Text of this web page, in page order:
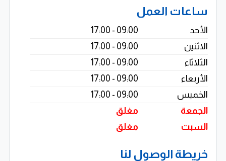
الميزانية والجدول الزمني المحدد مع تطبيق أعلى معايير
ساعات العمل
الأحد
09:00 - 17:00
الاثنين
09:00 - 17:00
الثلاثاء
09:00 - 17:00
الأربعاء
09:00 - 17:00
الخميس
09:00 - 17:00
الجمعة
مغلق
السبت
مغلق
خريطة الوصول لنا